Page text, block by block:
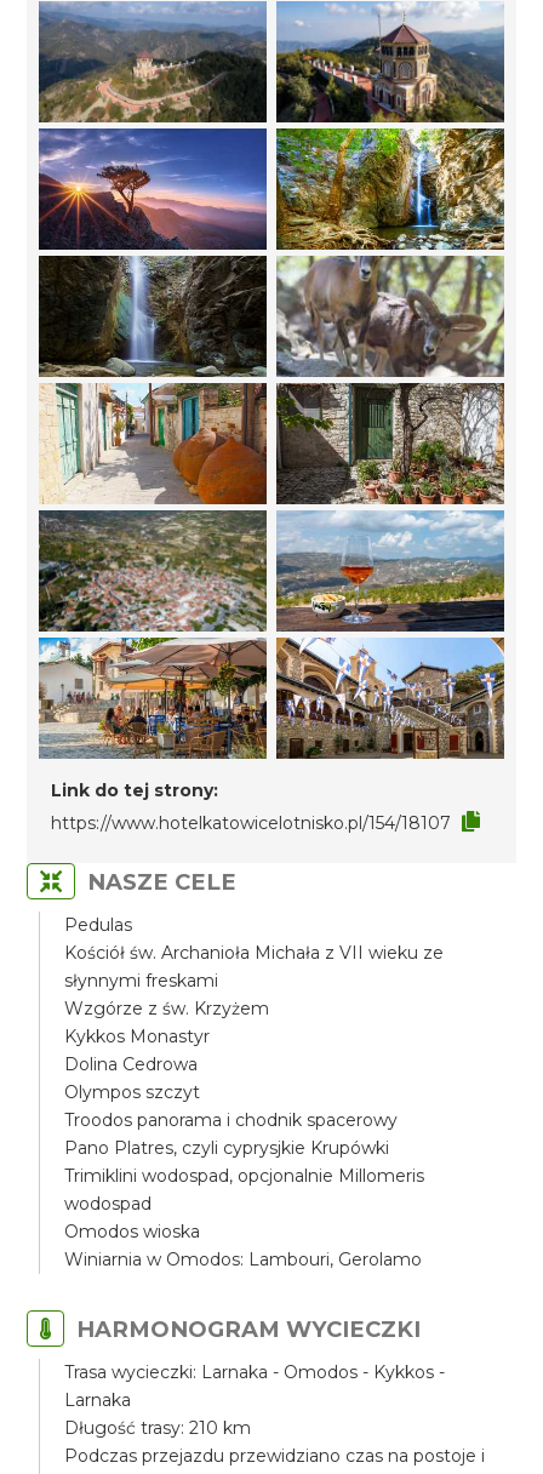
Link do tej strony:
https://www.hotelkatowicelotnisko.pl/154/18107
NASZE CELE
Pedulas
Kościół św. Archanioła Michała z VII wieku ze
słynnymi freskami
Wzgórze z św. Krzyżem
Kykkos Monastyr
Dolina Cedrowa
Olympos szczyt
Troodos panorama i chodnik spacerowy
Pano Platres, czyli cyprysjkie Krupówki
Trimiklini wodospad, opcjonalnie Millomeris
wodospad
Omodos wioska
Winiarnia w Omodos: Lambouri, Gerolamo
HARMONOGRAM WYCIECZKI
Trasa wycieczki: Larnaka - Omodos - Kykkos -
Larnaka
Długość trasy: 210 km
Podczas przejazdu przewidziano czas na postoje i